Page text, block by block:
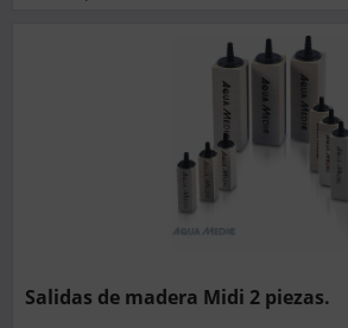
Salidas de madera Midi 2 piezas.